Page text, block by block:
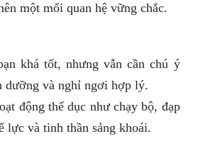
một mối quan hệ vững chắc.
khá tốt, nhưng vẫn cần chú ý
dưỡng và nghỉ ngơi hợp lý.
động thể dục như chạy bộ, đạp
lực và tinh thần sảng khoái.